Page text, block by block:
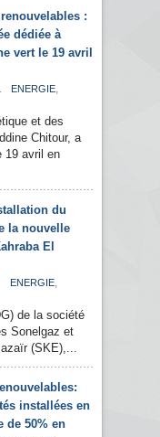
:
dédiée à
vert le 19 avril
ENERGIE,
et des
Chitour, a
19 avril en
du
la nouvelle
El
ENERGIE,
de la société
Sonelgaz et
(SKE),...
installées en
de 50% en